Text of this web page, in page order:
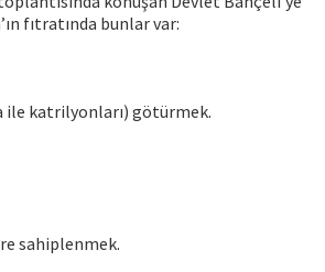
fıtratında bunlar var:
ile katrilyonları) götürmek.
sahiplenmek.